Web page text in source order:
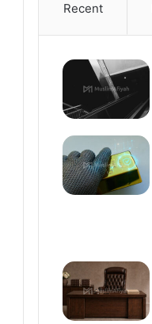
Recent